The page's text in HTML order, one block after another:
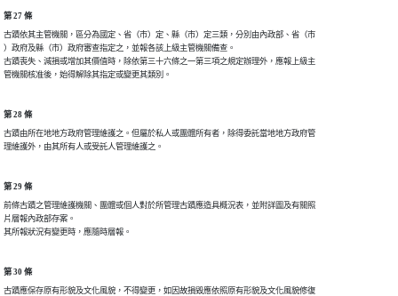
第 27 條
古蹟依其主管機關，區分為國定、省（市）定、縣（市）定三類，分別由內政部、省（市
）政府及縣（市）政府審查指定之，並報各該上級主管機關備查。
古蹟喪失、減損或增加其價值時，除依第三十六條之一第三項之規定辦理外，應報上級主
第 28 條
古蹟由所在地地方政府管理維護之。但屬於私人或團體所有者，除得委託當地地方政府管
第 29 條
前條古蹟之管理維護機關、團體或個人對於所管理古蹟應造具概況表，並附詳圖及有關照
片層報內政部存案。
第 30 條
古蹟應保存原有形貌及文化風貌，不得變更，如因故損毀應依照原有形貌及文化風貌修復